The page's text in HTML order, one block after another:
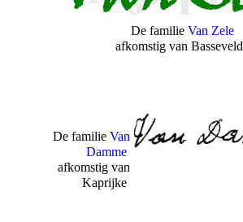
De familie Van Zele
afkomstig van
De familie Van
Damme
afkomstig van
Kaprijke